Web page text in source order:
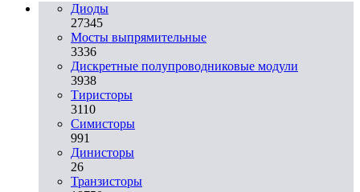
Диоды
27345
Мосты выпрямительные
3336
Дискретные полупроводниковые модули
3938
Тиристоры
3110
Симисторы
991
Динисторы
26
Транзисторы